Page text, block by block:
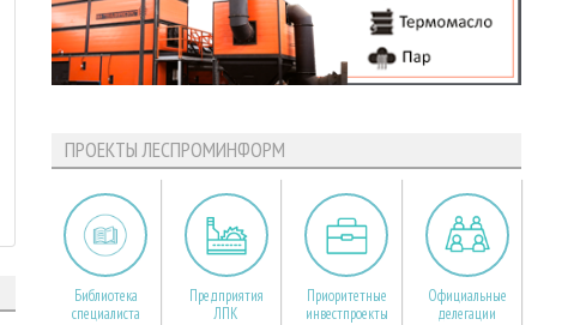
ПРОЕКТЫ ЛЕСПРОМИНФОРМ
Библиотека
специалиста
Предприятия
ЛПК
Приоритетные
инвестпроекты
Официальные
делегации